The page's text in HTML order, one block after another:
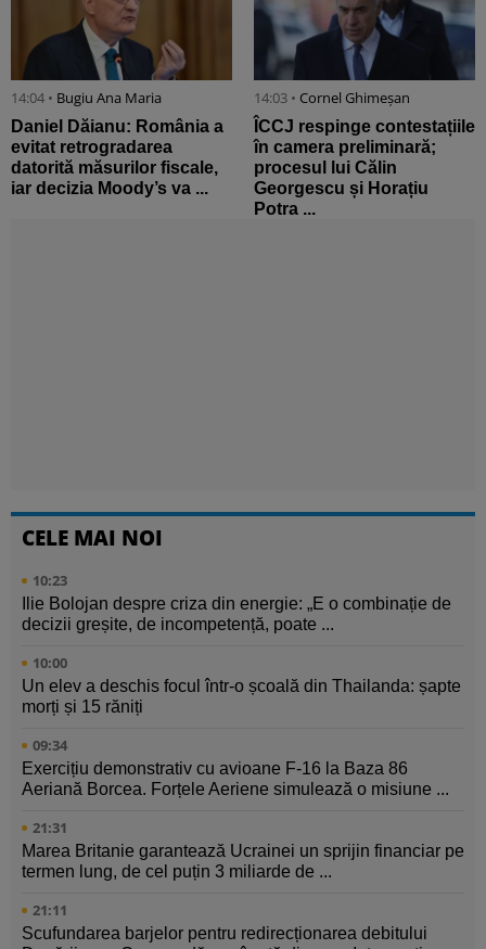
14:04 • Bugiu ⁠Ana Maria
Daniel Dăianu: România a
evitat retrogradarea
datorită măsurilor fiscale,
iar decizia Moody’s va ...
14:03 • Cornel Ghimeșan
ÎCCJ respinge contestațiile
în camera preliminară;
procesul lui Călin
Georgescu și Horațiu
Potra ...
CELE MAI NOI
10:23
Ilie Bolojan despre criza din energie: „E o combinație de
decizii greșite, de incompetență, poate ...
10:00
Un elev a deschis focul într-o școală din Thailanda: șapte
morți și 15 răniți
09:34
Exercițiu demonstrativ cu avioane F-16 la Baza 86
Aeriană Borcea. Forțele Aeriene simulează o misiune ...
21:31
Marea Britanie garantează Ucrainei un sprijin financiar pe
termen lung, de cel puțin 3 miliarde de ...
21:11
Scufundarea barjelor pentru redirecționarea debitului